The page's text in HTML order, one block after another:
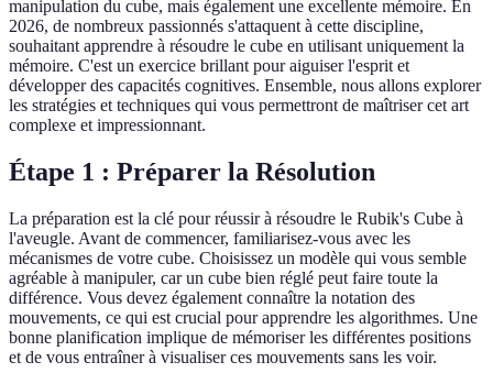
manipulation du cube, mais également une excellente mémoire. En
2026, de nombreux passionnés s'attaquent à cette discipline,
souhaitant apprendre à résoudre le cube en utilisant uniquement la
mémoire. C'est un exercice brillant pour aiguiser l'esprit et
développer des capacités cognitives. Ensemble, nous allons explorer
les stratégies et techniques qui vous permettront de maîtriser cet art
complexe et impressionnant.
Étape 1 : Préparer la Résolution
La préparation est la clé pour réussir à résoudre le Rubik's Cube à
l'aveugle. Avant de commencer, familiarisez-vous avec les
mécanismes de votre cube. Choisissez un modèle qui vous semble
agréable à manipuler, car un cube bien réglé peut faire toute la
différence. Vous devez également connaître la notation des
mouvements, ce qui est crucial pour apprendre les algorithmes. Une
bonne planification implique de mémoriser les différentes positions
et de vous entraîner à visualiser ces mouvements sans les voir.